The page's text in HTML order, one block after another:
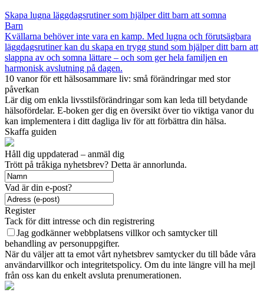
Skapa lugna läggdagsrutiner som hjälper ditt barn att somna
Barn
Kvällarna behöver inte vara en kamp. Med lugna och förutsägbara
läggdagsrutiner kan du skapa en trygg stund som hjälper ditt barn att
slappna av och somna lättare – och som ger hela familjen en
harmonisk avslutning på dagen.
10 vanor för ett hälsosammare liv: små förändringar med stor
påverkan
Lär dig om enkla livsstilsförändringar som kan leda till betydande
hälsofördelar. E-boken ger dig en översikt över tio viktiga vanor du
kan implementera i ditt dagliga liv för att förbättra din hälsa.
Skaffa guiden
Håll dig uppdaterad – anmäl dig
Trött på tråkiga nyhetsbrev? Detta är annorlunda.
Vad är din e-post?
Register
Tack för ditt intresse och din registrering
Jag godkänner webbplatsens villkor och samtycker till
behandling av personuppgifter.
När du väljer att ta emot vårt nyhetsbrev samtycker du till både våra
användarvillkor och integritetspolicy. Om du inte längre vill ha mejl
från oss kan du enkelt avsluta prenumerationen.